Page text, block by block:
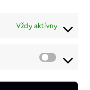
Vždy aktívny